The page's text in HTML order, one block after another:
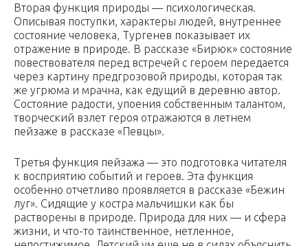
Вторая функция природы — психологическая.
Описывая по­ступки, характеры людей, внутреннее
состояние человека, Тур­генев показывает их
отражение в природе. В рассказе «Бирюк» состояние
повествователя перед встречей с героем передается
через картину предгрозовой природы, которая так
же угрюма и мрачна, как едущий в деревню автор.
Состояние радости, упое­ния собственным талантом,
творческий взлет героя отражаются в летнем
пейзаже в рассказе «Певцы».
Третья функция пейзажа — это подготовка читателя
к вос­приятию событий и героев. Эта функция
особенно отчетливо проявляется в рассказе «Бежин
луг». Сидящие у костра маль­чишки как бы
растворены в природе. Природа для них — и сфера
жизни, и что-то таинственное, нетленное,